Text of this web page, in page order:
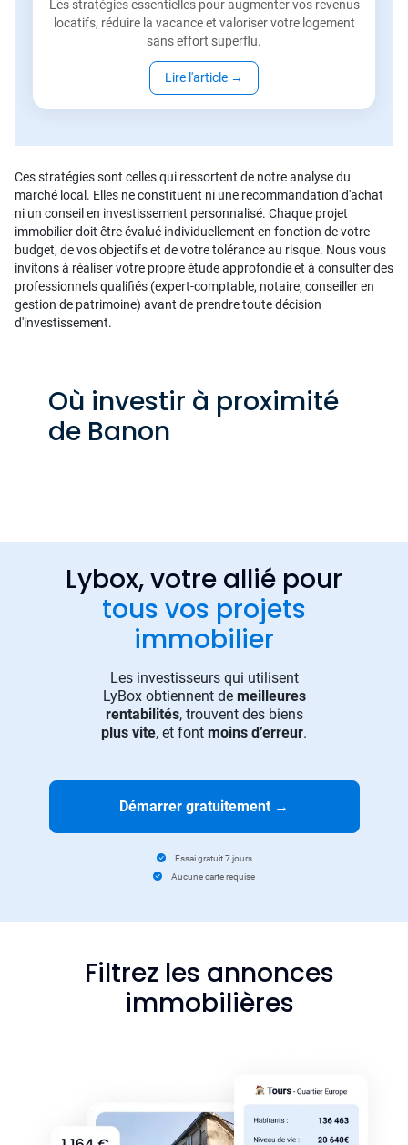
Les stratégies essentielles pour augmenter vos revenus
locatifs, réduire la vacance et valoriser votre logement
sans effort superflu.
Lire l'article →
Ces stratégies sont celles qui ressortent de notre analyse du
marché local. Elles ne constituent ni une recommandation d'achat
ni un conseil en investissement personnalisé. Chaque projet
immobilier doit être évalué individuellement en fonction de votre
budget, de vos objectifs et de votre tolérance au risque. Nous vous
invitons à réaliser votre propre étude approfondie et à consulter des
professionnels qualifiés (expert-comptable, notaire, conseiller en
gestion de patrimoine) avant de prendre toute décision
d'investissement.
Où investir à proximité
de Banon
Lybox, votre allié pour
tous vos projets
immobilier
Les investisseurs qui utilisent
LyBox obtiennent de meilleures
rentabilités, trouvent des biens
plus vite, et font moins d’erreur.
Démarrer gratuitement →
Essai gratuit 7 jours
Aucune carte requise
Filtrez les annonces
immobilières